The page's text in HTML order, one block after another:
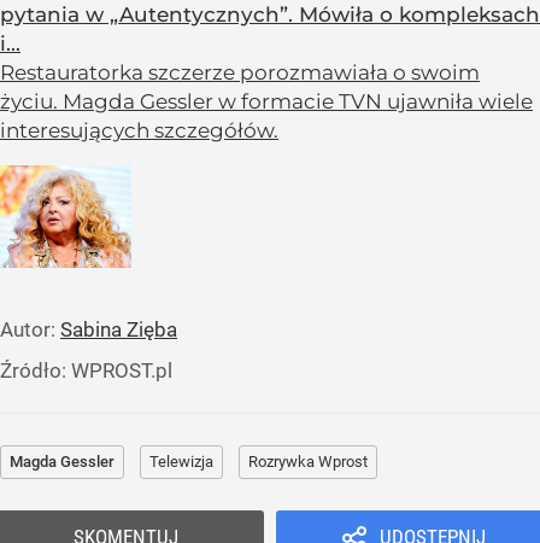
pytania w „Autentycznych”. Mówiła o kompleksach
i...
Restauratorka szczerze porozmawiała o swoim
życiu. Magda Gessler w formacie TVN ujawniła wiele
interesujących szczegółów.
Autor: Sabina Zięba
Źródło: WPROST.pl
Magda Gessler Telewizja Rozrywka Wprost
UDOSTĘPNIJ
SKOMENTUJ